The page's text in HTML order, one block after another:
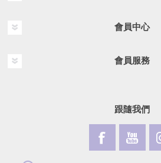
會員中心
會員服務
跟隨我們